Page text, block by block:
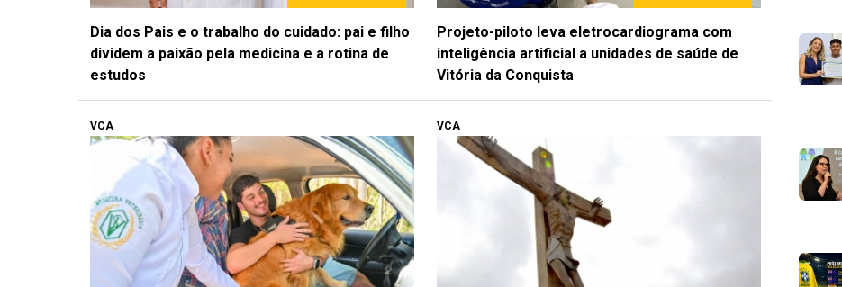
Dia dos Pais e o trabalho do cuidado: pai e filho
dividem a paixão pela medicina e a rotina de
estudos
Projeto-piloto leva eletrocardiograma com
inteligência artificial a unidades de saúde de
Vitória da Conquista
VCA VCA